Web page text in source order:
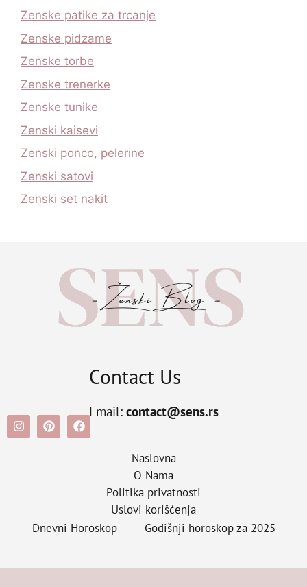
Zenske patike za trcanje
Zenske pidzame
Zenske torbe
Zenske trenerke
Zenske tunike
Zenski kaisevi
Zenski ponco, pelerine
Zenski satovi
Zenski set nakit
Contact Us
Email: contact@sens.rs
Naslovna
O Nama
Politika privatnosti
Uslovi korišćenja
Dnevni Horoskop
Godišnji horoskop za 2025